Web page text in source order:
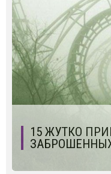
15 ЖУТКО